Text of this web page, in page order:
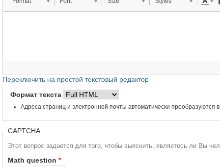
Переключить на простой текстовый редактор
Формат текста
Адреса страниц и электронной почты автоматически преобразуются
CAPTCHA
Этот вопрос задается для того, чтобы выяснить, являетесь ли Вы
Math question *